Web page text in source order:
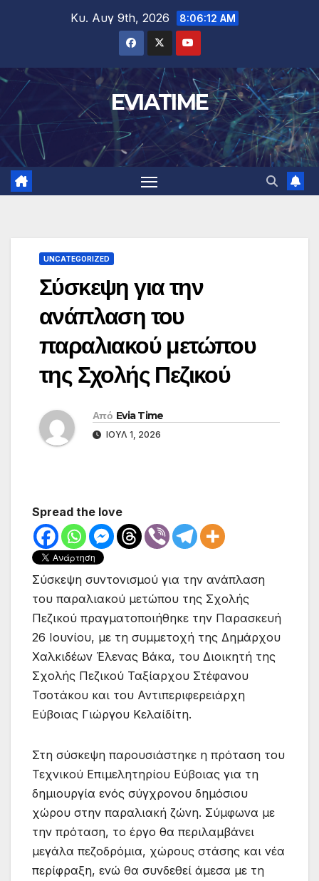
Κυ. Αυγ 9th, 2026 8:06:13 AM
EVIATIME
UNCATEGORIZED
Σύσκεψη για την
ανάπλαση του
παραλιακού μετώπου
της Σχολής Πεζικού
Από Evia Time
ΙΟΎΛ 1, 2026
Spread the love
Σύσκεψη συντονισμού για την ανάπλαση
του παραλιακού μετώπου της Σχολής
Πεζικού πραγματοποιήθηκε την Παρασκευή
26 Ιουνίου, με τη συμμετοχή της Δημάρχου
Χαλκιδέων Έλενας Βάκα, του Διοικητή της
Σχολής Πεζικού Ταξίαρχου Στέφανου
Τσοτάκου και του Αντιπεριφερειάρχη
Εύβοιας Γιώργου Κελαίδίτη.
Στη σύσκεψη παρουσιάστηκε η πρόταση του
Τεχνικού Επιμελητηρίου Εύβοιας για τη
δημιουργία ενός σύγχρονου δημόσιου
χώρου στην παραλιακή ζώνη. Σύμφωνα με
την πρόταση, το έργο θα περιλαμβάνει
μεγάλα πεζοδρόμια, χώρους στάσης και νέα
περίφραξη, ενώ θα συνδεθεί άμεσα με τη